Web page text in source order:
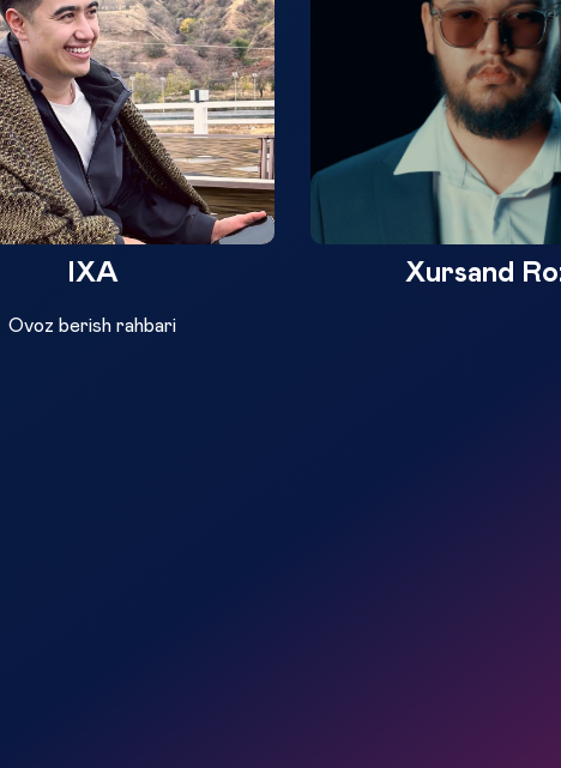
IXA
Ovoz berish rahbari
Xursand